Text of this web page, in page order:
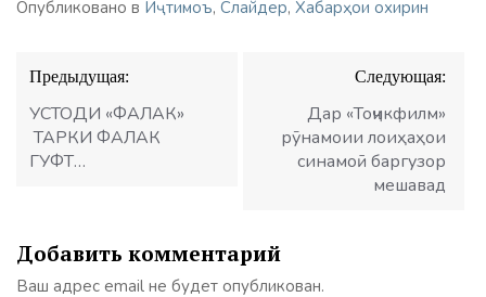
Опубликовано в Иҷтимоъ, Слайдер, Хабарҳои охирин
Навигация
по
записям
Предыдущая:
УСТОДИ «ФАЛАК»
ТАРКИ ФАЛАК
ГУФТ…
Следующая:
Дар «Тоҷикфилм»
рӯнамоии лоиҳаҳои
синамоӣ баргузор
мешавад
Добавить комментарий
Ваш адрес email не будет опубликован.